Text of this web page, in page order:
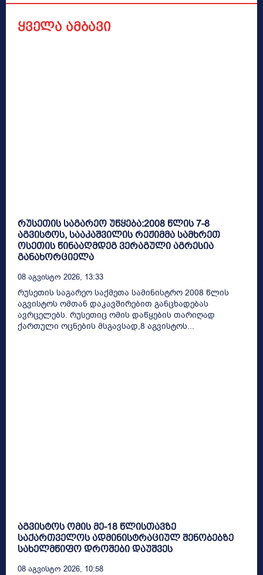
ყველა ამბავი
რუსეთის საგარეო უწყება:2008 წლის 7-8
აგვისტოს, სააკაშვილის რეჟიმმა სამხრეთ
ოსეთის წინააღმდეგ ვერაგული აგრესია
განახორციელა
08 Აგვისტო 2026, 13:33
რუსეთის საგარეო საქმეთა სამინისტრო 2008 წლის
აგვისტოს ომთან დაკავშირებით განცხადებას
ავრცელებს. რუსეთიც ომის დაწყების თარიღად
ქართული ოცნების მსგავსად,8 აგვისტოს...
აგვისტოს ომის მე-18 წლისთავზე
საქართველოს ადმინისტრაციულ შენობებზე
სახელმწიფო დროშები დაუშვეს
08 Აგვისტო 2026, 10:58